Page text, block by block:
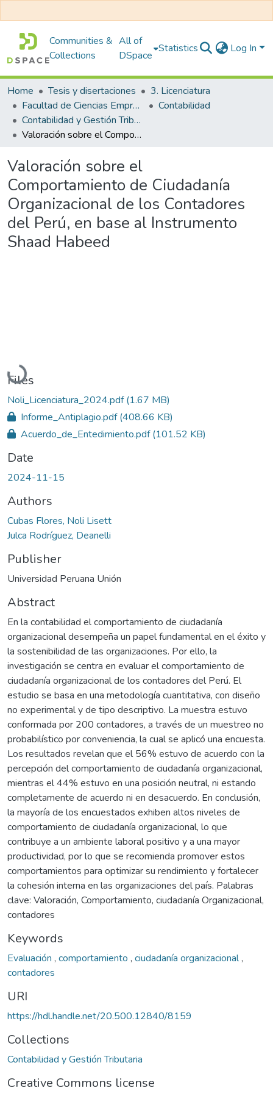
Communities &
Collections
All of
DSpace
Statistics Log In
Home Tesis y disertaciones
3. Licenciatura
Facultad de Ciencias Empresariales
Contabilidad
Contabilidad y Gestión Tributaria
Valoración sobre el Comportamiento de Ciudadanía Organizacional de los Contadores del Perú, en base al Instrumento Shaad Habeed
Valoración sobre el
Comportamiento de Ciudadanía
Organizacional de los Contadores
del Perú, en base al Instrumento
Shaad Habeed
Loading...
Files
Noli_Licenciatura_2024.pdf(1.67 MB)
Informe_Antiplagio.pdf(408.66 KB)
Acuerdo_de_Entedimiento.pdf(101.52 KB)
Date
2024-11-15
Authors
Cubas Flores, Noli Lisett
Julca Rodríguez, Deanelli
Publisher
Universidad Peruana Unión
Abstract
En la contabilidad el comportamiento de ciudadanía
organizacional desempeña un papel fundamental en el éxito y
la sostenibilidad de las organizaciones. Por ello, la
investigación se centra en evaluar el comportamiento de
ciudadanía organizacional de los contadores del Perú. El
estudio se basa en una metodología cuantitativa, con diseño
no experimental y de tipo descriptivo. La muestra estuvo
conformada por 200 contadores, a través de un muestreo no
probabilístico por conveniencia, la cual se aplicó una encuesta.
Los resultados revelan que el 56% estuvo de acuerdo con la
percepción del comportamiento de ciudadanía organizacional,
mientras el 44% estuvo en una posición neutral, ni estando
completamente de acuerdo ni en desacuerdo. En conclusión,
la mayoría de los encuestados exhiben altos niveles de
comportamiento de ciudadanía organizacional, lo que
contribuye a un ambiente laboral positivo y a una mayor
productividad, por lo que se recomienda promover estos
comportamientos para optimizar su rendimiento y fortalecer
la cohesión interna en las organizaciones del país. Palabras
clave: Valoración, Comportamiento, ciudadanía Organizacional,
contadores
Keywords
Evaluación , comportamiento , ciudadanía organizacional,
contadores
URI
https://hdl.handle.net/20.500.12840/8159
Collections
Contabilidad y Gestión Tributaria
Creative Commons license